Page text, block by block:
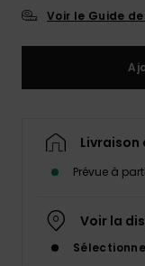
Voir le Guide
Livraison
Prévue à
Voir la